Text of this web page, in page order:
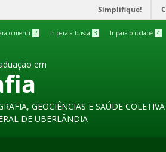
Simplifique!
o menu 2 Ir para a busca 3 Ir para o rodapé 4
em
GEOCIÊNCIAS E SAÚDE COLETIVA
DE UBERLÂNDIA